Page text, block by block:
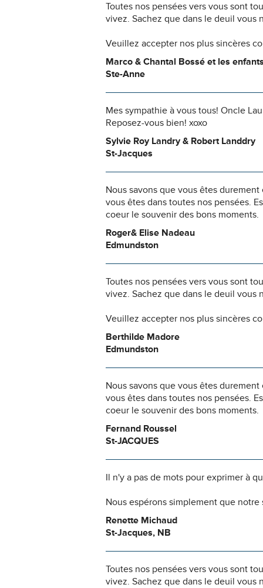
Toutes nos pensées vers vous sont
vivez. Sachez que dans le deuil vous
Veuillez accepter nos plus sincères
Marco & Chantal Bossé et les
Ste-Anne
Mes sympathie à vous tous! Oncle
Reposez-vous bien! xoxo
Sylvie Roy Landry & Robert Landdry
St-Jacques
Nous savons que vous êtes
vous êtes dans toutes nos pensées.
coeur le souvenir des bons moments.
Roger& Elise Nadeau
Edmundston
Toutes nos pensées vers vous sont
vivez. Sachez que dans le deuil vous
Veuillez accepter nos plus sincères
Berthilde Madore
Edmundston
Nous savons que vous êtes
vous êtes dans toutes nos pensées.
coeur le souvenir des bons moments.
Fernand Roussel
St-JACQUES
Il n'y a pas de mots pour exprimer à
Nous espérons simplement que
Renette Michaud
St-Jacques, NB
Toutes nos pensées vers vous sont
vivez. Sachez que dans le deuil vous